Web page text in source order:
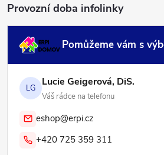
Provozní doba infolinky
Pomůžeme vám s
LG Lucie Geigerová, DiS.
Váš rádce na telefonu
eshop@erpi.cz
+420 725 359 311